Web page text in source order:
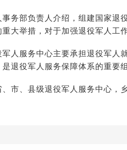
部负责人介绍，组建国家退役
大举措，对于加强退役军人工
服务中心主要承担退役军人就
退役军人服务保障体系的重要
、县级退役军人服务中心，乡